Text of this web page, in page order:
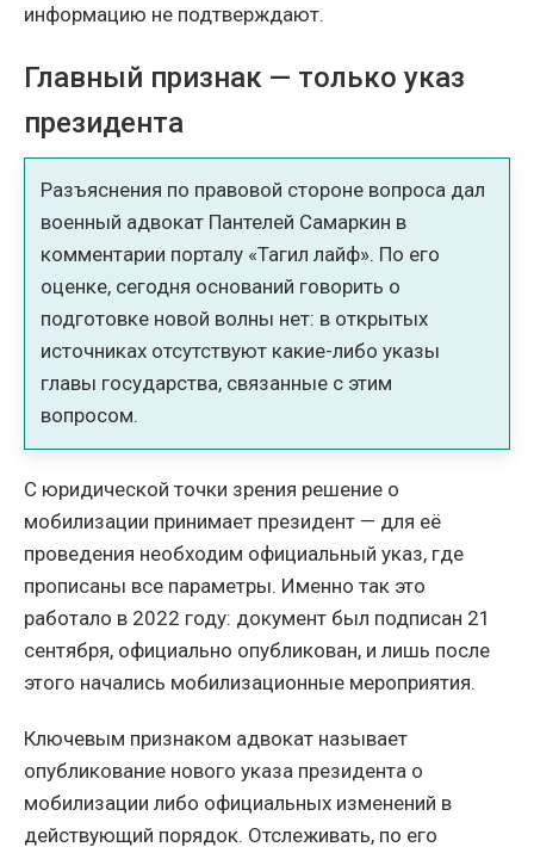
информацию не подтверждают.
Главный признак — только указ
президента
Разъяснения по правовой стороне вопроса дал
военный адвокат Пантелей Самаркин в
комментарии порталу «Тагил лайф». По его
оценке, сегодня оснований говорить о
подготовке новой волны нет: в открытых
источниках отсутствуют какие-либо указы
главы государства, связанные с этим
вопросом.
С юридической точки зрения решение о
мобилизации принимает президент — для её
проведения необходим официальный указ, где
прописаны все параметры. Именно так это
работало в 2022 году: документ был подписан 21
сентября, официально опубликован, и лишь после
этого начались мобилизационные мероприятия.
Ключевым признаком адвокат называет
опубликование нового указа президента о
мобилизации либо официальных изменений в
действующий порядок. Отслеживать, по его